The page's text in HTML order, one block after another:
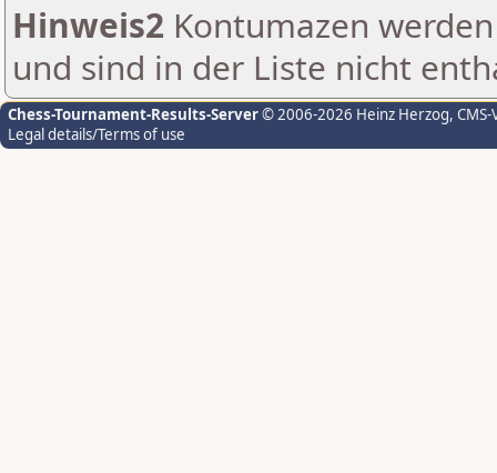
Hinweis2 Kontumazen
und sind in der Liste nicht
Chess-Tournament-Results-Server© 2006-2026 Heinz Herzog,
Legal details/Terms of use